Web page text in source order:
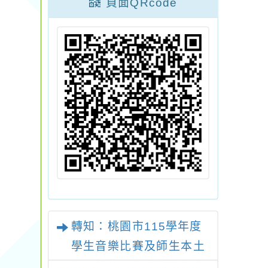
頁面QRcode
轉知：桃園市115學年度
學生音樂比賽及師生本土